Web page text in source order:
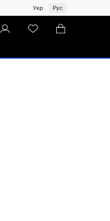
со скидками!
Укр Рус